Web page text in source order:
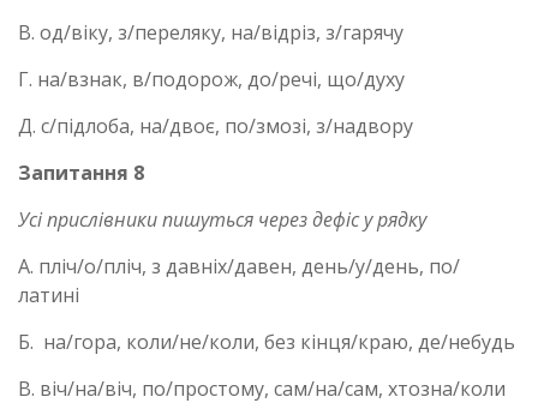
В. од/віку, з/переляку, на/відріз, з/гарячу
Г. на/взнак, в/подорож, до/речі, що/духу
Д. с/підлоба, на/двоє, по/змозі, з/надвору
Запитання 8
Усі прислівники пишуться через дефіс у рядку
А. пліч/о/пліч, з давніх/давен, день/у/день, по/
латині
Б. на/гора, коли/не/коли, без кінця/краю, де/небудь
В. віч/на/віч, по/простому, сам/на/сам, хтозна/коли